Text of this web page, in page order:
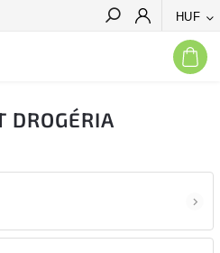
HUF
Keresés
DROGÉRIA